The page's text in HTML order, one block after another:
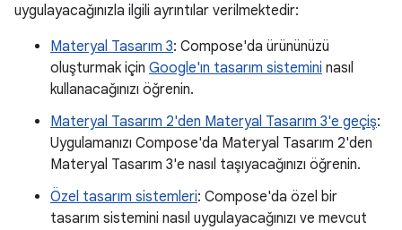
uygulayacağınızla ilgili ayrıntılar verilmektedir:
Materyal Tasarım 3: Compose'da ürününüzü
oluşturmak için Google'ın tasarım sistemini nasıl
kullanacağınızı öğrenin.
Materyal Tasarım 2'den Materyal Tasarım 3'e geçiş:
Uygulamanızı Compose'da Materyal Tasarım 2'den
Materyal Tasarım 3'e nasıl taşıyacağınızı öğrenin.
Özel tasarım sistemleri: Compose'da özel bir
tasarım sistemini nasıl uygulayacağınızı ve mevcut